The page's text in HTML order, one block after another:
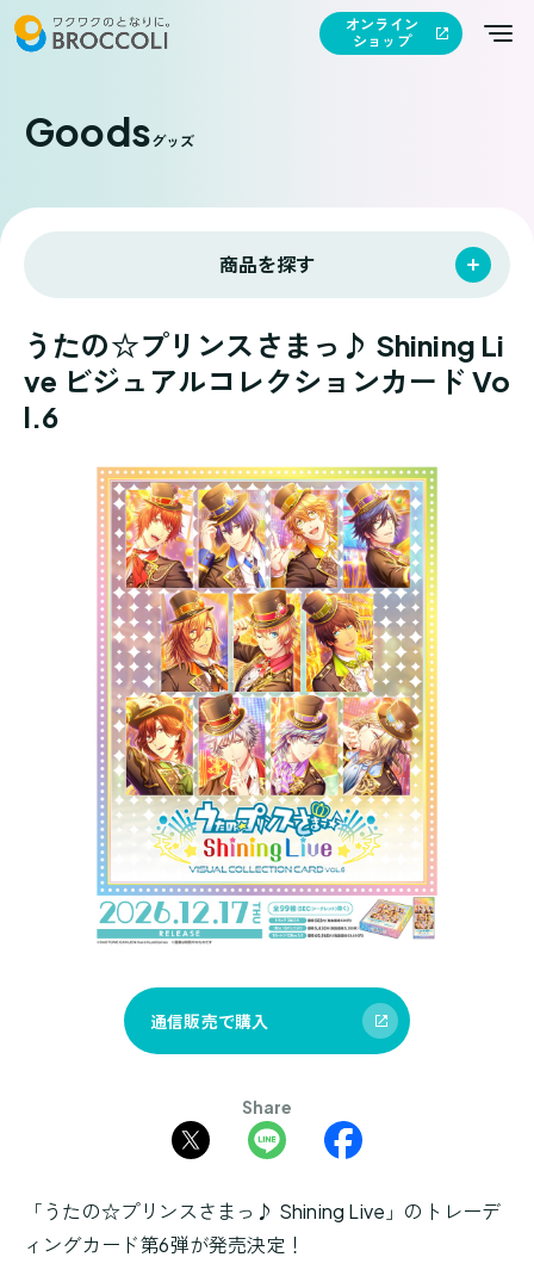
オンライン
ショップ
Goodsグッズ
商品を探す
うたの☆プリンスさまっ♪ Shining Li
ve ビジュアルコレクションカード Vo
l.6
通信販売で購入
Share
「うたの☆プリンスさまっ♪ Shining Live」のトレーデ
ィングカード第6弾が発売決定！